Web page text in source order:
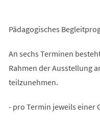
Pädagogisches
An sechs Terminen
Rahmen der Ausstellung
teilzunehmen.
- pro Termin jeweils einer